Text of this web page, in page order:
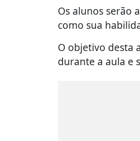
Os alunos serão
como sua
O objetivo desta
durante a aula e